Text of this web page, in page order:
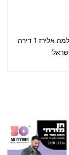
אבי קקון - בעלים ומנהל האתר כתובת: רחוב שלמה אלירז 1 דירה